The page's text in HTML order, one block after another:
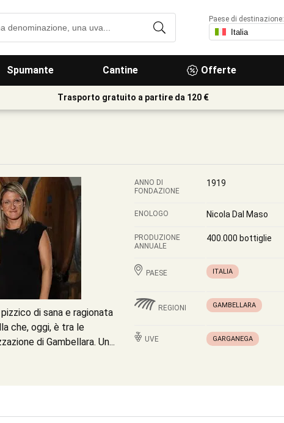
Spumante Cantine Offerte
Paese di destinazione:
Trasporto gratuito a partire da 120 €
di sana e ragionata
che, oggi, è tra le
di Gambellara. Un...
ANNO DI
FONDAZIONE
1919
ENOLOGO Nicola Dal Maso
PRODUZIONE
ANNUALE
400.000 bottiglie
PAESE ITALIA
REGIONI GAMBELLARA
UVE GARGANEGA